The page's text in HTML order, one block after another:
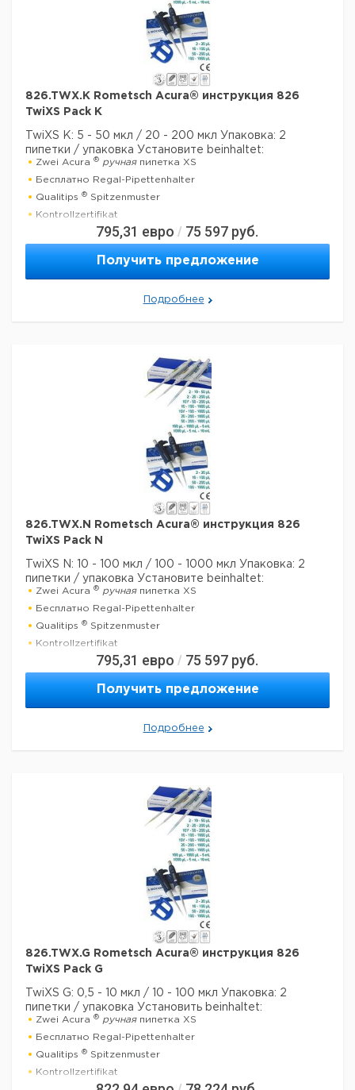
826.TWX.K Rometsch Acura® инструкция 826
TwiXS Pack K
TwiXS K: 5 - 50 мкл / 20 - 200 мкл Упаковка: 2
пипетки / упаковка Установите beinhaltet:
Zwei Acura ® ручнаяпипетка XS
Бесплатно Regal-Pipettenhalter
Qualitips
®
Spitzenmuster
Kontrollzertifikat
Betriebsanweisung
Технические данные:
Минимальный объем: 5 мкл
50 мкл
795,31 евро / 75 597 руб.
Получить предложение
Подробнее
826.TWX.N Rometsch Acura® инструкция 826
TwiXS Pack N
TwiXS N: 10 - 100 мкл / 100 - 1000 мкл Упаковка: 2
пипетки / упаковка Установите beinhaltet:
Zwei Acura ® ручнаяпипетка XS
Бесплатно Regal-Pipettenhalter
Qualitips
®
Spitzenmuster
Kontrollzertifikat
Betriebsanweisung
Технические данные:
Количество каналов:1
руководство
отличаться)
795,31 евро / 75 597 руб.
Получить предложение
Подробнее
826.TWX.G Rometsch Acura® инструкция 826
TwiXS Pack G
TwiXS G: 0,5 - 10 мкл / 10 - 100 мкл Упаковка: 2
пипетки / упаковка Установить beinhaltet:
Zwei Acura ® ручнаяпипетка XS
Бесплатно Regal-Pipettenhalter
Qualitips
®
Spitzenmuster
Kontrollzertifikat